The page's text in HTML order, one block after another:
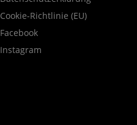
Cookie-Richtlinie (EU)
Facebook
Instagram